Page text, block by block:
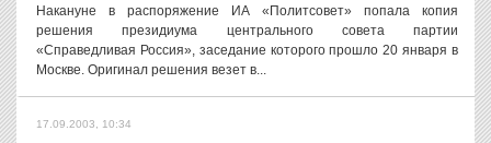
Накануне в распоряжение ИА «Политсовет» попала копия
решения президиума центрального совета партии
«Справедливая Россия», заседание которого прошло 20 января в
Москве. Оригинал решения везет в...
17.09.2003, 10:34